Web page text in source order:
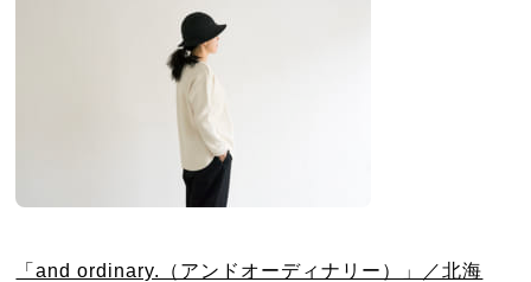
「and ordinary.（アンドオーディナリー）」／北海